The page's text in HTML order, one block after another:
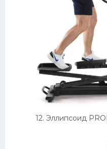
12. Эллипсоид